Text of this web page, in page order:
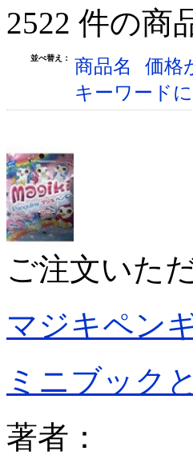
2522 件の商
並べ替え： 商品名 価格
キーワード
ご注文いた
マジキペン
ミニブック
著者：